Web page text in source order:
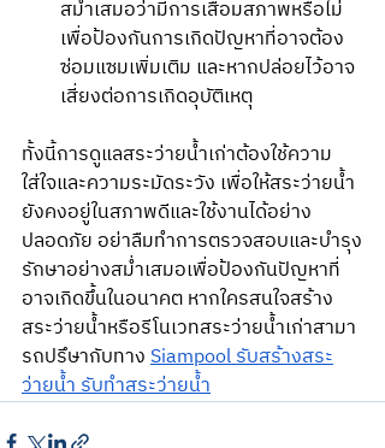
สม่ำเสมอว่ามีการเสื่อมสภาพหรือไม่
เพื่อป้องกันการเกิดปัญหาที่อาจต้อง
ซ่อมแซมเพิ่มเติม และหากปล่อยไว้อาจ
เสี่ยงต่อการเกิดอุบัติเหตุ
ทั้งนี้การดูแลสระว่ายน้ำเก่าต้องใช้ความ
ใส่ใจและความระมัดระวัง เพื่อให้สระว่ายน้ำ
ยังคงอยู่ในสภาพดีและใช้งานได้อย่าง
ปลอดภัย อย่าลืมทำการตรวจสอบและบำรุง
รักษาอย่างสม่ำเสมอเพื่อป้องกันปัญหาที่
อาจเกิดขึ้นในอนาคต หากใครสนใจสร้าง
สระว่ายน้ำหรือรีโนเวทสระว่ายน้ำเก่าสามา
รถปรึษากับทาง Siampool รับสร้างสระ
ว่ายน้ำ รับทำสระว่ายน้ำ